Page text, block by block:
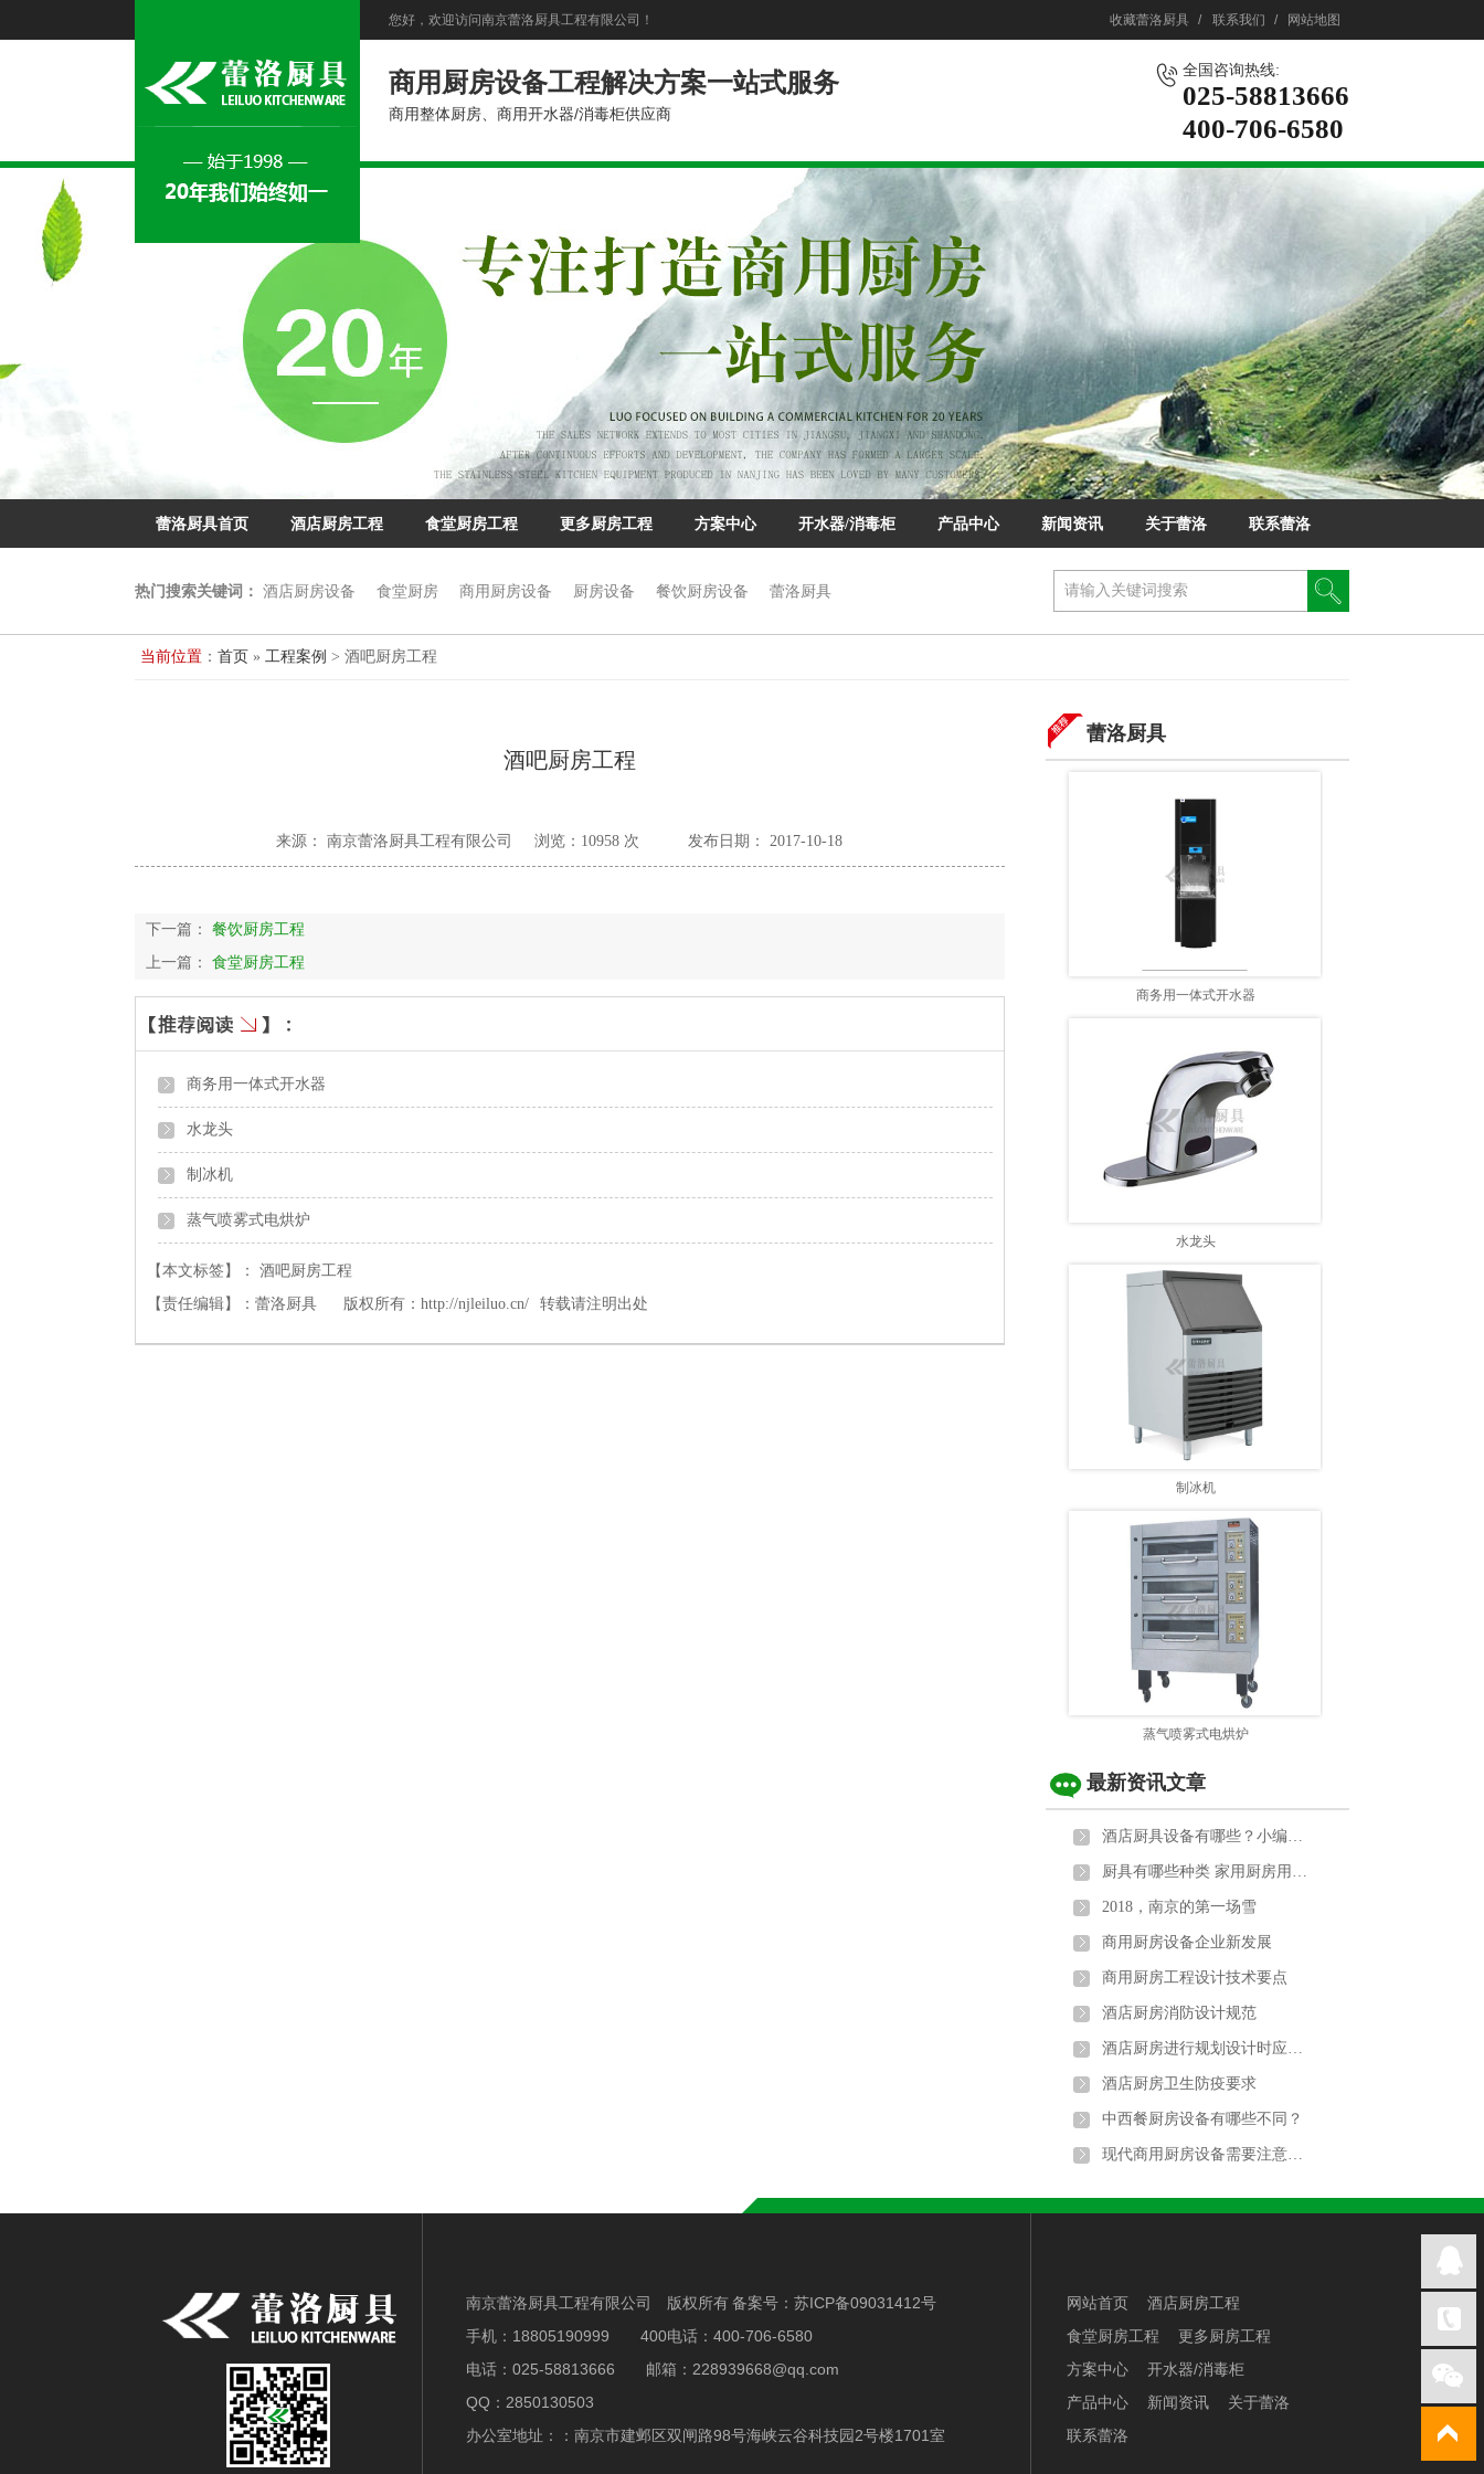
收藏蕾洛厨具 / 联系我们 / 网站地图
您好，欢迎访问南京蕾洛厨具工程有限公司！
商用厨房设备工程解决方案一站式服务
商用整体厨房、商用开水器/消毒柜供应商
全国咨询热线:
025-58813666
400-706-6580
蕾洛厨具首页 酒店厨房工程 食堂厨房工程 更多厨房工程 方案中心 开水器/消毒柜 产品中心 新闻资讯 关于蕾洛 联系蕾洛
热门搜索关键词： 酒店厨房设备 食堂厨房 商用厨房设备 厨房设备 餐饮厨房设备 蕾洛厨具
当前位置 ： 首页 » 工程案例 > 酒吧厨房工程
酒吧厨房工程
来源： 南京蕾洛厨具工程有限公司 浏览： 10958 次 发布日期： 2017-10-18
下一篇： 餐饮厨房工程
上一篇： 食堂厨房工程
商务用一体式开水器
水龙头
制冰机
蒸气喷雾式电烘炉
【本文标签】：
酒吧厨房工程
【责任编辑】： 蕾洛厨具 版权所有： http://njleiluo.cn/ 转载请注明出处
蕾洛厨具
商务用一体式开水器
水龙头
制冰机
蒸气喷雾式电烘炉
最新资讯文章
酒店厨具设备有哪些？小编给大家科普下
厨具有哪些种类 家用厨房用具主要包括以下5大类
2018，南京的第一场雪
商用厨房设备企业新发展
商用厨房工程设计技术要点
酒店厨房消防设计规范
酒店厨房进行规划设计时应遵循的原则和标准
酒店厨房卫生防疫要求
中西餐厨房设备有哪些不同？
现代商用厨房设备需要注意的地方
南京蕾洛厨具工程有限公司 版权所有 备案号： 苏ICP备09031412号
手机：18805190999 400电话：400-706-6580
电话：025-58813666 邮箱：228939668@qq.com
QQ：2850130503
办公室地址：：南京市建邺区双闸路98号海峡云谷科技园2号楼1701室
网站首页
酒店厨房工程
食堂厨房工程
更多厨房工程
方案中心
开水器/消毒柜
产品中心
新闻资讯
关于蕾洛
联系蕾洛